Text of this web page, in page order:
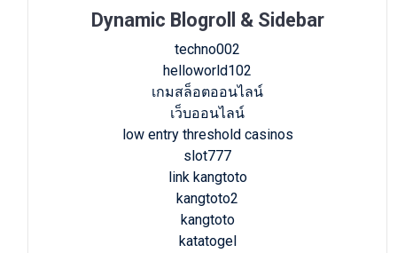
Dynamic Blogroll & Sidebar
techno002
helloworld102
เกมสล็อตออนไลน์
เว็บออนไลน์
low entry threshold casinos
slot777
link kangtoto
kangtoto2
kangtoto
katatogel